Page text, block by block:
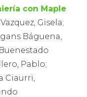
con Maple
Gisela;
Báguena,
Pablo;
Ciaurri,